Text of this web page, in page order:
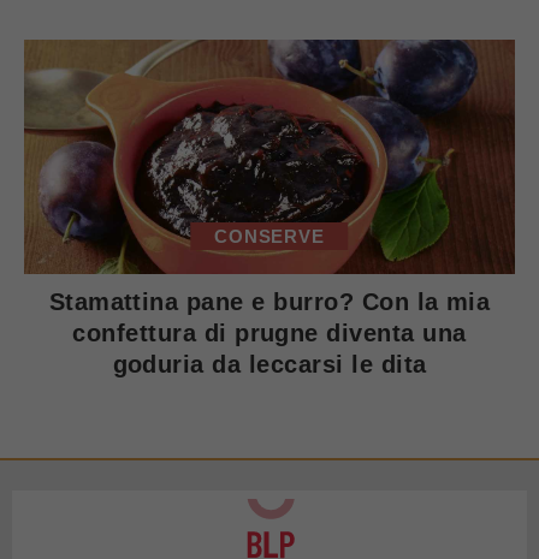
CONSERVE
Stamattina pane e burro? Con la mia
confettura di prugne diventa una
goduria da leccarsi le dita